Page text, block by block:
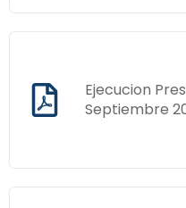
Ejecucion
Septiembre